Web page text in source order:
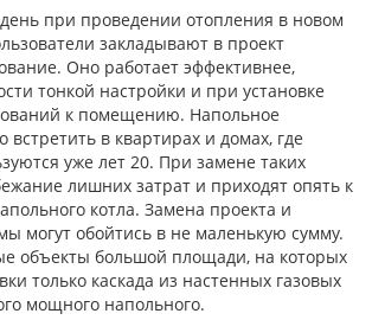
при проведении отопления в новом
закладывают в проект
Оно работает эффективнее,
тонкой настройки и при установке
к помещению. Напольное
встретить в квартирах и домах, где
уже лет 20. При замене таких
лишних затрат и приходят опять к
котла. Замена проекта и
могут обойтись в не маленькую сумму.
объекты большой площади, на которых
только каскада из настенных газовых
мощного напольного.